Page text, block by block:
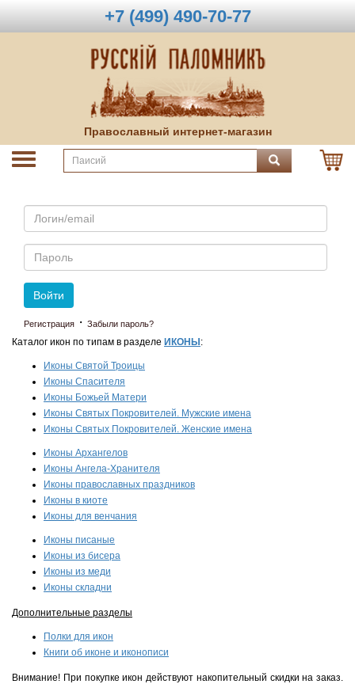
+7 (499) 490-70-77
Православный интернет-магазин
Email
Пароль
Войти
Регистрация · Забыли пароль?
Каталог икон по типам в разделе ИКОНЫ :
Иконы Святой Троицы
Иконы Спасителя
Иконы Божьей Матери
Иконы Святых Покровителей. Мужские имена
Иконы Святых Покровителей. Женские имена
Иконы Архангелов
Иконы Ангела-Хранителя
Иконы православных праздников
Иконы в киоте
Иконы для венчания
Иконы писаные
Иконы из бисера
Иконы из меди
Иконы складни
Дополнительные разделы
Полки для икон
Книги об иконе и иконописи
Внимание! При покупке икон действуют накопительный скидки на заказ.